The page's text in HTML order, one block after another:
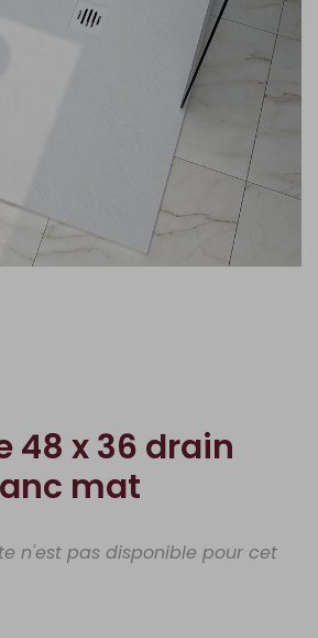
48 x 36 drain
mat
n'est pas disponible pour cet